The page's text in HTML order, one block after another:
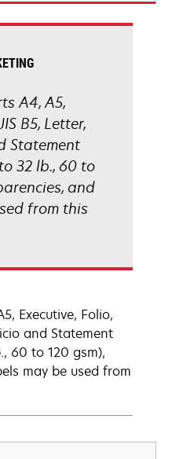
A4, A5,
B5, Letter,
Statement
32 lb., 60 to
and
from this
Executive, Folio,
and Statement
60 to 120 gsm),
may be used from